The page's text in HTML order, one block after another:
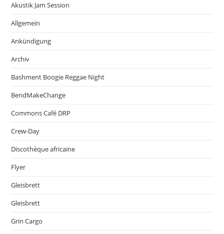
Akustik Jam Session
Allgemein
Ankündigung
Archiv
Bashment Boogie Reggae Night
BendMakeChange
Commons Café DRP
Crew-Day
Discothèque africaine
Flyer
Gleisbrett
Gleisbrett
Grin Cargo